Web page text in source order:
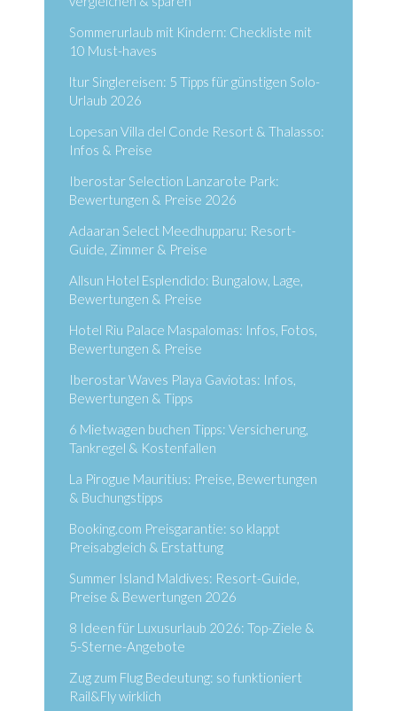
Sommerurlaub mit Kindern: Checkliste mit
10 Must-haves
ltur Singlereisen: 5 Tipps für günstigen Solo-
Urlaub 2026
Lopesan Villa del Conde Resort & Thalasso:
Infos & Preise
Iberostar Selection Lanzarote Park:
Bewertungen & Preise 2026
Adaaran Select Meedhupparu: Resort-
Guide, Zimmer & Preise
Allsun Hotel Esplendido: Bungalow, Lage,
Bewertungen & Preise
Hotel Riu Palace Maspalomas: Infos, Fotos,
Bewertungen & Preise
Iberostar Waves Playa Gaviotas: Infos,
Bewertungen & Tipps
6 Mietwagen buchen Tipps: Versicherung,
Tankregel & Kostenfallen
La Pirogue Mauritius: Preise, Bewertungen
& Buchungstipps
Booking.com Preisgarantie: so klappt
Preisabgleich & Erstattung
Summer Island Maldives: Resort-Guide,
Preise & Bewertungen 2026
8 Ideen für Luxusurlaub 2026: Top-Ziele &
5-Sterne-Angebote
Zug zum Flug Bedeutung: so funktioniert
Rail&Fly wirklich